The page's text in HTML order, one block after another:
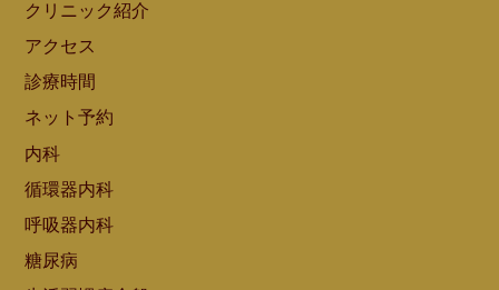
クリニック紹介
アクセス
診療時間
ネット予約
内科
循環器内科
呼吸器内科
糖尿病